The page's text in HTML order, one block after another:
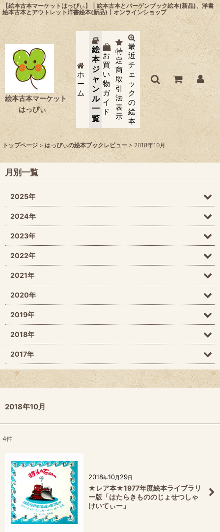
【絵本古本マーケットはっぴぃ】┃絵本古本とバーゲンブック絵本(新品)、洋書
絵本古本とアウトレット洋書絵本(新品)┃オンラインショップ
絵本古本マーケット
はっぴぃ
ホ
ー
ム
絵
本
ジ
ャ
ン
ル
一
覧
お
買
い
物
ガ
イ
ド
特
定
商
取
引
法
表
示
最
近
チ
ェ
ッ
ク
の
絵
本
トップページ > はっぴぃの絵本ブックレビュー > 2018年10月
2018年10月
4件
2018年10月 29日
★レア本★1977年度絵本ライブラリ
ー版「はたらきもののじょせつしゃ
けいてぃー」
月別一覧
2025年
2024年
2023年
2022年
2021年
2020年
2019年
2018年
2017年